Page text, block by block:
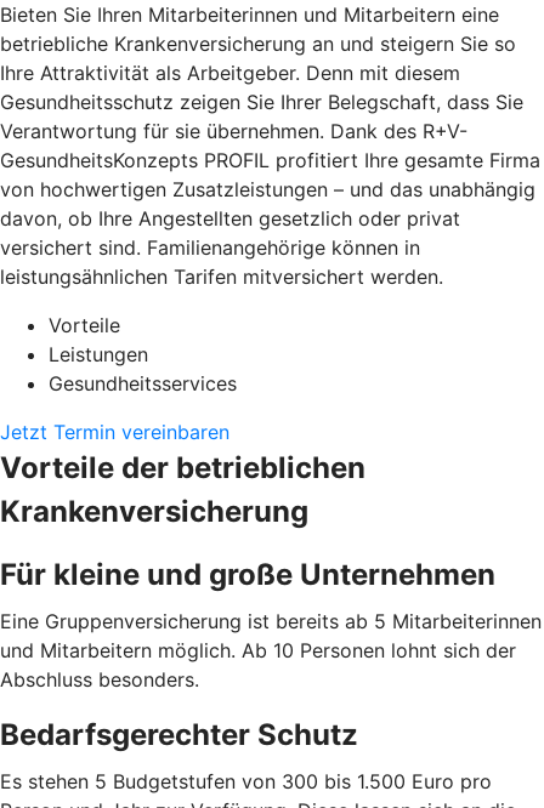
Bieten Sie Ihren Mitarbeiterinnen und Mitarbeitern eine
betriebliche Krankenversicherung an und steigern Sie so
Ihre Attraktivität als Arbeitgeber. Denn mit diesem
Gesundheitsschutz zeigen Sie Ihrer Belegschaft, dass Sie
Verantwortung für sie übernehmen. Dank des R+V-
GesundheitsKonzepts PROFIL profitiert Ihre gesamte Firma
von hochwertigen Zusatzleistungen – und das unabhängig
davon, ob Ihre Angestellten gesetzlich oder privat
versichert sind. Familienangehörige können in
leistungsähnlichen Tarifen mitversichert werden.
Vorteile
Leistungen
Gesundheitsservices
Jetzt Termin vereinbaren
Vorteile der betrieblichen
Krankenversicherung
Für kleine und große Unternehmen
Eine Gruppenversicherung ist bereits ab 5 Mitarbeiterinnen
und Mitarbeitern möglich. Ab 10 Personen lohnt sich der
Abschluss besonders.
Bedarfsgerechter Schutz
Es stehen 5 Budgetstufen von 300 bis 1.500 Euro pro